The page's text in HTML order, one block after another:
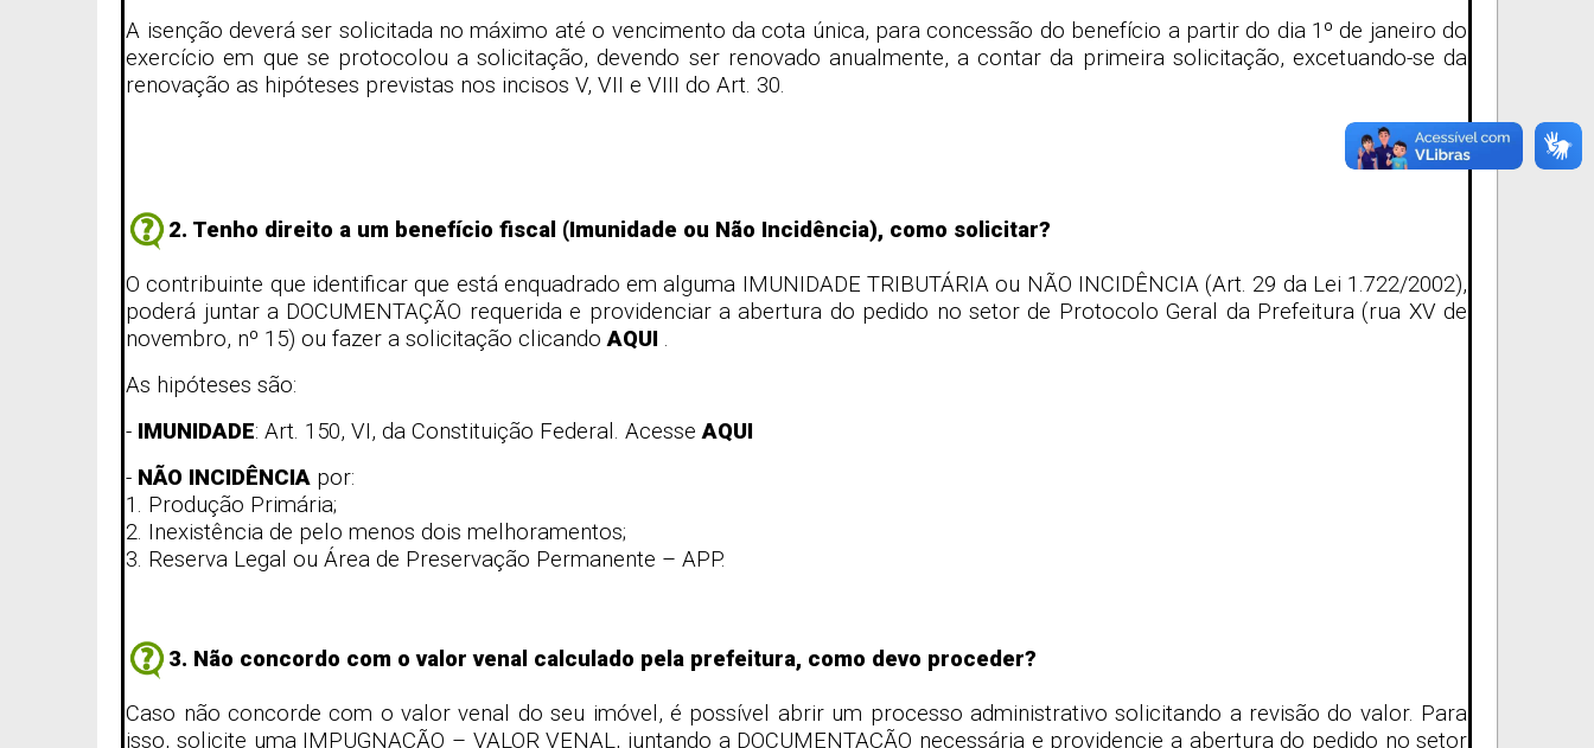
A isenção deverá ser solicitada no máximo até o vencimento da cota única, para concessão do benefício a partir do dia 1º de janeiro do
exercício em que se protocolou a solicitação, devendo ser renovado anualmente, a contar da primeira solicitação, excetuando-se da
renovação as hipóteses previstas nos incisos V, VII e VIII do Art. 30.
2. Tenho direito a um benefício fiscal (Imunidade ou Não Incidência), como solicitar?
O contribuinte que identificar que está enquadrado em alguma IMUNIDADE TRIBUTÁRIA ou NÃO INCIDÊNCIA (Art. 29 da Lei 1.722/2002),
poderá juntar a DOCUMENTAÇÃO requerida e providenciar a abertura do pedido no setor de Protocolo Geral da Prefeitura (rua XV de
novembro, nº 15) ou fazer a solicitação clicandoAQUI .
As hipóteses são:
- IMUNIDADE: Art. 150, VI, da Constituição Federal. AcesseAQUI
- NÃO INCIDÊNCIA por:
1. Produção Primária;
2. Inexistência de pelo menos dois melhoramentos;
3. Reserva Legal ou Área de Preservação Permanente – APP.
3. Não concordo com o valor venal calculado pela prefeitura, como devo proceder?
Caso não concorde com o valor venal do seu imóvel, é possível abrir um processo administrativo solicitando a revisão do valor. Para
isso, solicite uma IMPUGNAÇÃO – VALOR VENAL, juntando a DOCUMENTAÇÃO necessária e providencie a abertura do pedido no setor